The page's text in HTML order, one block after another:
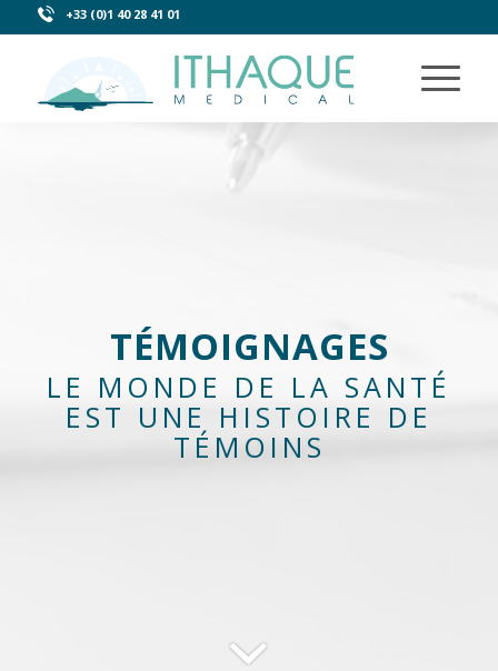
+33 (0)1 40 28 41 01
TÉMOIGNAGES
LE MONDE DE LA SANTÉ
EST UNE HISTOIRE DE
TÉMOINS